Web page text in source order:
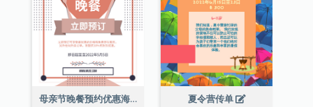
母亲节晚餐预约优惠海报 夏令营传单